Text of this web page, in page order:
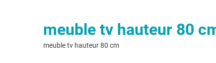
meuble tv hauteur 80
meuble tv hauteur 80 cm